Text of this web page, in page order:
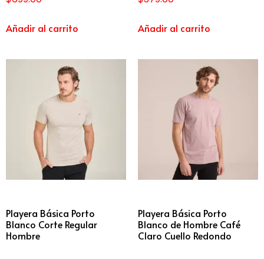
Añadir al carrito Añadir al carrito
Playera Básica Porto
Blanco Corte Regular
Hombre
Playera Básica Porto
Blanco de Hombre Café
Claro Cuello Redondo